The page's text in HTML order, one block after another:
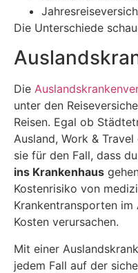
Die Unterschiede
Die
unter den
Reisen. Egal ob
Ausland, Work &
sie für den Fall, dass du
ins Krankenhaus
Kostenrisiko von
Krankentransporten im
Kosten verursachen.
Mit einer
jedem Fall auf der